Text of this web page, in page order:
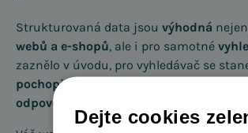
Strukturovaná data jsou výhodná
webů a e-shopů, ale i pro samotné
zaznělo v úvodu, pro vyhledávač se
pochopitelnější
odpověď
Dejte cookies